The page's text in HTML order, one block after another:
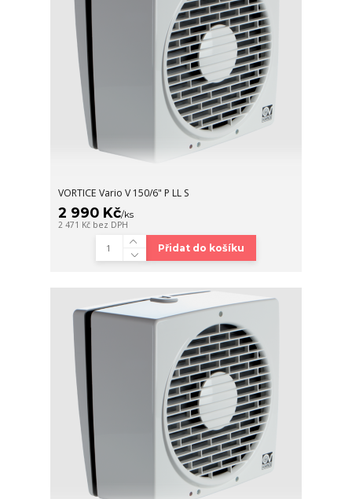
VORTICE Vario V 150/6" P LL S
2 990 Kč/ks
2 471 Kč bez DPH
Přidat do košíku